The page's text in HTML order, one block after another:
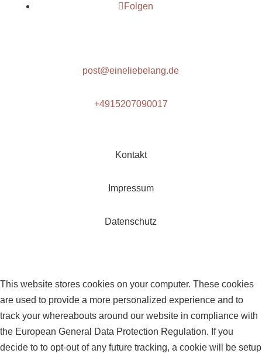
Folgen
post@eineliebelang.de
+4915207090017
Kontakt
Impressum
Datenschutz
This website stores cookies on your computer. These cookies
are used to provide a more personalized experience and to
track your whereabouts around our website in compliance with
the European General Data Protection Regulation. If you
decide to to opt-out of any future tracking, a cookie will be setup